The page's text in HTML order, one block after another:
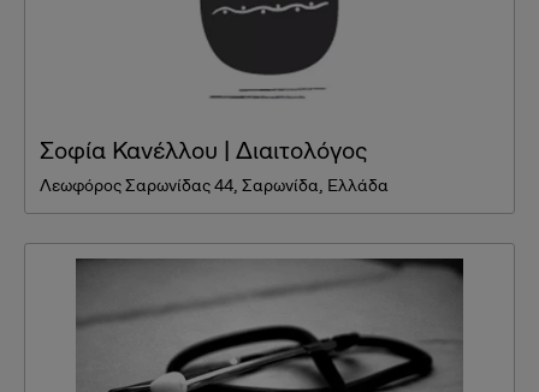
Σοφία Κανέλλου | Διαιτολόγος
Λεωφόρος Σαρωνίδας 44, Σαρωνίδα, Ελλάδα